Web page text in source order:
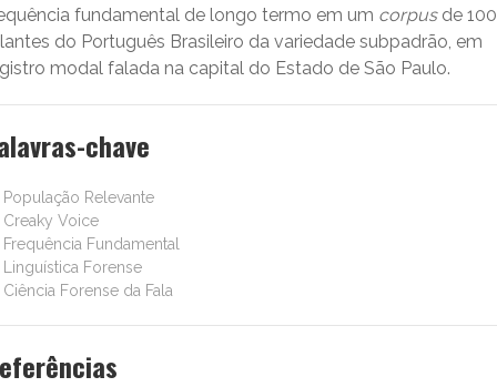
fundamental de longo termo em um corpusde 100
do Português Brasileiro da variedade subpadrão, em
modal falada na capital do Estado de São Paulo.
chave
População Relevante
Creaky Voice
Frequência Fundamental
Linguística Forense
Ciência Forense da Fala